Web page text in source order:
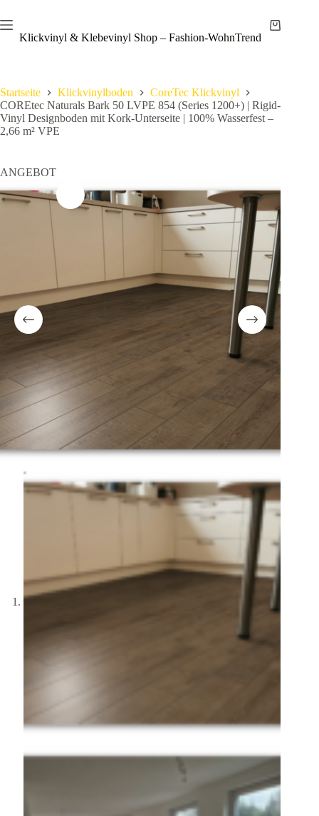
Inhalt
springenKlickvinyl & Klebevinyl Shop – Fashion-WohnTrend
Warenkorb
Startseite Klickvinylboden
CoreTec Klickvinyl
COREtec Naturals Bark 50 LVPE 854 (Series 1200+) | Rigid-
Vinyl Designboden mit Kork-Unterseite | 100% Wasserfest –
2,66 m² VPE
ANGEBOT